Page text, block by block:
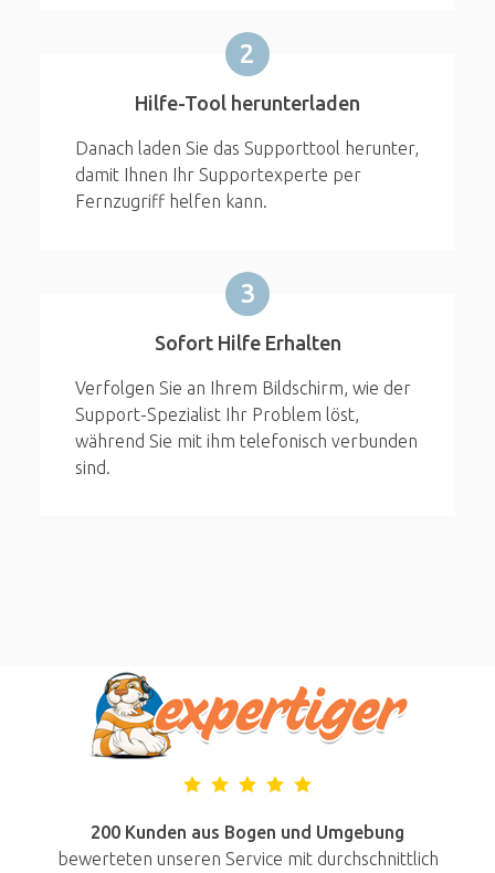
2
Hilfe-Tool herunterladen
Danach laden Sie das Supporttool herunter,
damit Ihnen Ihr Supportexperte per
Fernzugriff helfen kann.
3
Sofort Hilfe Erhalten
Verfolgen Sie an Ihrem Bildschirm, wie der
Support-Spezialist Ihr Problem löst,
während Sie mit ihm telefonisch verbunden
sind.
200 Kunden aus Bogen und Umgebung
bewerteten unseren Service mit durchschnittlich